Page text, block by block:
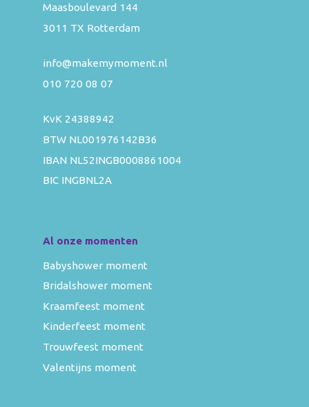
Maasboulevard 144
3011 TX Rotterdam
info@makemymoment.nl
010 720 08 07
KvK 24388942
BTW NL001976142B36
IBAN NL52INGB0008861004
BIC INGBNL2A
Al onze momenten
Babyshower moment
Bridalshower moment
Kraamfeest moment
Kinderfeest moment
Trouwfeest moment
Valentijns moment